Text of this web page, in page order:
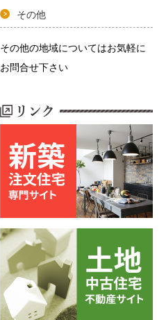
その他
その他の地域についてはお気軽に
お問合せ下さい